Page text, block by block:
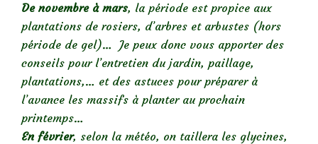
De novembre à mars, la période est propice aux
plantations de rosiers, d’arbres et arbustes (hors
période de gel)… Je peux donc vous apporter des
conseils pour l’entretien du jardin, paillage,
plantations,… et des astuces pour préparer à
l’avance les massifs à planter au prochain
printemps…
En février, selon la météo, on taillera les glycines,